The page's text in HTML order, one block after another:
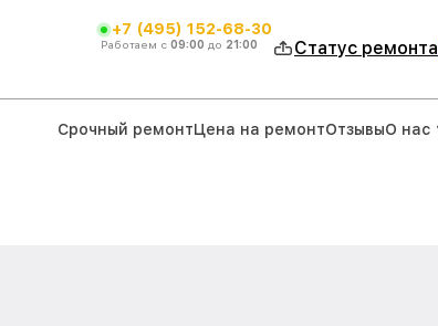
+7 (495) 152-68-30
Работаем с 09:00 до 21:00 Статус ремонта
Срочный ремонтЦена на ремонтОтзывыО нас